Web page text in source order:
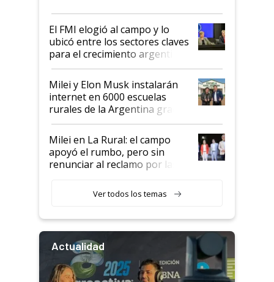
de Milei
El FMI elogió al campo y lo
ubicó entre los sectores claves
para el crecimiento argentino
Milei y Elon Musk instalarán
internet en 6000 escuelas
rurales de la Argentina gracias
a un acuerdo con Starlink
Milei en La Rural: el campo
apoyó el rumbo, pero sin
renunciar al reclamo por las
Ver todos los temas
Actualidad